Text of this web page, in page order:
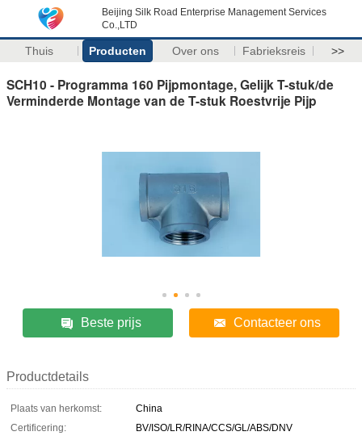
Beijing Silk Road Enterprise Management Services
Co.,LTD
Thuis Producten Over ons Fabrieksreis >>
SCH10 - Programma 160 Pijpmontage, Gelijk T-stuk/de
Verminderde Montage van de T-stuk Roestvrije Pijp
Beste prijs Contacteer ons
Productdetails
Plaats van herkomst:
China
Certificering:
BV/ISO/LR/RINA/CCS/GL/ABS/DNV